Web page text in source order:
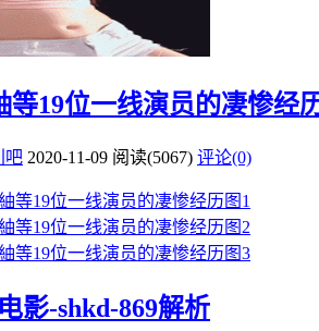
等19位一线演员的凄惨经
吧 2020-11-09 阅读(5067) 评论(0)
影-shkd-869解析